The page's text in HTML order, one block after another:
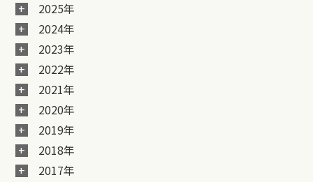
2025年
2024年
2023年
2022年
2021年
2020年
2019年
2018年
2017年